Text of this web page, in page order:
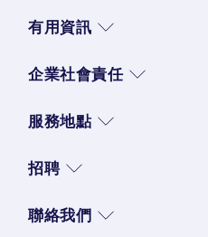
有用資訊
企業社會責任
服務地點
招聘
聯絡我們